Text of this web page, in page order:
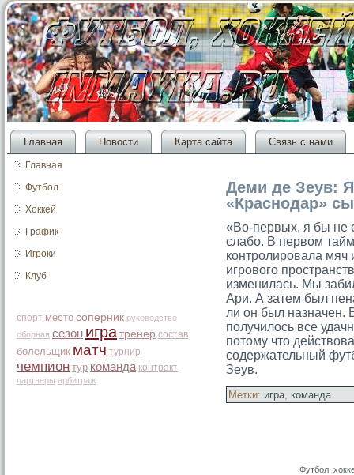
Главная Новости Карта сайта Связь с нами
Главная
Футбол
Хоккей
График
Игроки
Клуб
спорт место соперник руководство
сборная сезон игра тренер состав
болельщик матч турнир
чемпион тур команда контракт
партнеры арбитраж
Деми де Зеув:
«Краснодар»
«Во-первых, я бы не
слабо. В первом
контролировала мяч
игрового
изменилась. Мы
Ари. А затем был
ли он был назначен.
получилось все
потому что
содержательный
Зеув.
Метки: игра, команда
Футбол,